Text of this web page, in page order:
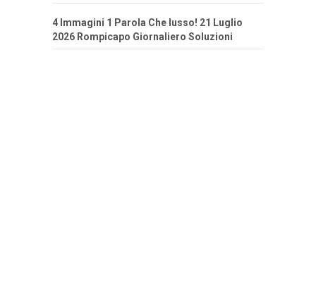
4 Immagini 1 Parola Che lusso! 21 Luglio
2026 Rompicapo Giornaliero Soluzioni